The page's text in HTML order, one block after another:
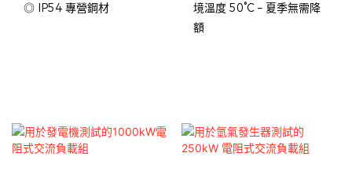
◎ IP54 專營鋼材
境溫度 50°C – 夏季無需降
額